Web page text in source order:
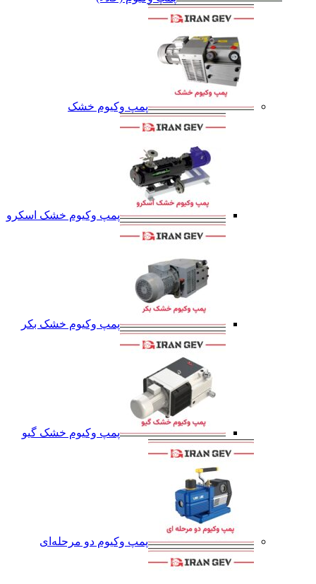
پمپ وکیوم خشک
پمپ وکیوم خشک اسکرو
پمپ وکیوم خشک بکر
پمپ وکیوم خشک گیو
پمپ وکیوم دو مرحله‌ای